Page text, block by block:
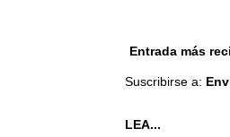
Entrada más
Suscribirse a:
LEA...